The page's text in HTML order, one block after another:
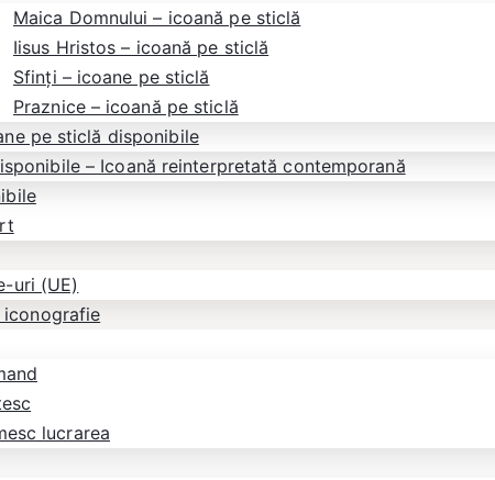
Maica Domnului – icoană pe sticlă
Iisus Hristos – icoană pe sticlă
Sfinți – icoane pe sticlă
Praznice – icoană pe sticlă
pe sticlă disponibile
– Icoană reinterpretată contemporană
uri (UE)
iconografie
lucrarea